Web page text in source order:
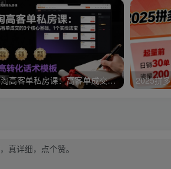
淘高客单私房课：高客单成交的3个核心基础，1个实操法宝